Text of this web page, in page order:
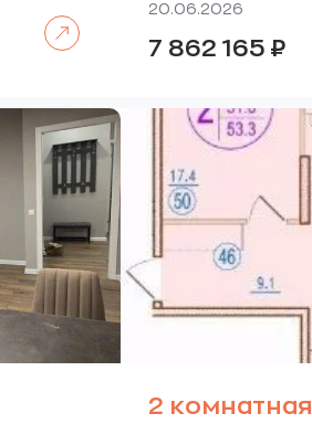
20.06.2026
7 862 165 ₽
2 комнатная